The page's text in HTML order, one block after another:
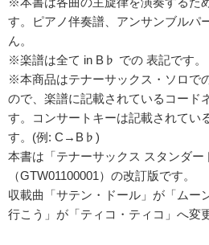
す。ピアノ伴奏譜、アンサンブルパ
ん。
※楽譜は全て in B♭ での 表記です。
※本商品はテナーサックス・ソロで
ので、楽譜に記載されているコード
す。コンサートキーは記載されてい
す。(例: C→B♭)
本書は「テナーサックス スタンダー
（GTW01100001）の改訂版です。
収載曲「サテン・ドール」が「ムー
行こう」が「ティコ・ティコ」へ変